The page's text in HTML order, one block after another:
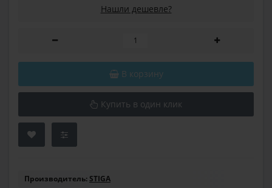
Нашли дешевле?
В корзину
Купить в один клик
Производитель: STIGA